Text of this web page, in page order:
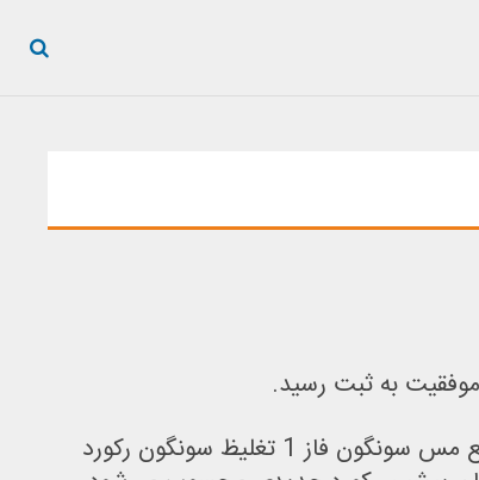
افزون بر این، تغلیظ میدوک نیز تولید 32 هزار و 514 تن کنسانتره مس را برای این دوره به ثبت رساند. در مجتمع مس سونگون فاز 1 تغلیظ سونگون رکورد